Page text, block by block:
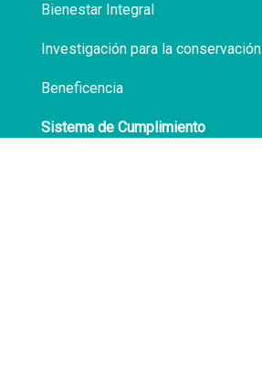
Bienestar Integral
Investigación para la conservación
Beneficencia
Sistema de Cumplimiento